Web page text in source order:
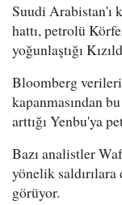
Suudi Arabistan'ı
hattı, petrolü
yoğunlaştığı
Bloomberg
kapanmasından
arttığı Yenbu'ya
Bazı analistler
yönelik
görüyor.